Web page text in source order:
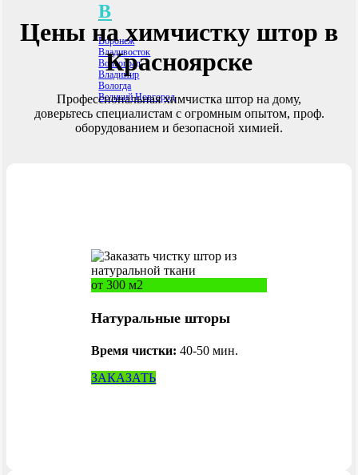
В
Воронеж
Владивосток
Волгоград
Владимир
Вологда
Великий Новгород
Д
Долгопрудный МО
Домодедово МО
Цены на химчистку штор в
Красноярске
Профессиональная химчистка штор на дому,
доверьтесь специалистам с огромным опытом, проф.
оборудованием и безопасной химией.
от 300 м2
Натуральные шторы
Время чистки: 40-50 мин.
ЗАКАЗАТЬ